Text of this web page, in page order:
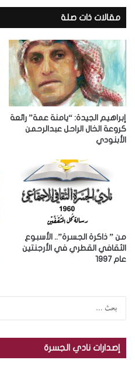
ي
د
ك
ا
ل
ل
ك
ت
ر
و
ن
مقالات ذات صلة
إبراهيم الجيدة: “يامنة عمة” رائعة
كروعة الخال الراحل عبدالرحمن
الأبنودي
من ” ذاكرة الجسرة”.. الأسبوع
الثقافي القطري في الأرجنتين
عام 1997
إصدارات نادي الجسرة